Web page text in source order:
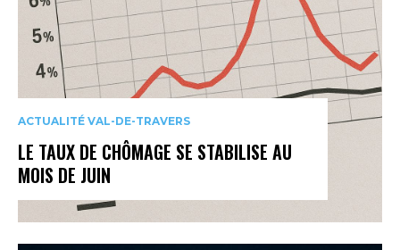
ACTUALITÉ VAL-DE-TRAVERS
LE TAUX DE CHÔMAGE SE STABILISE AU
MOIS DE JUIN